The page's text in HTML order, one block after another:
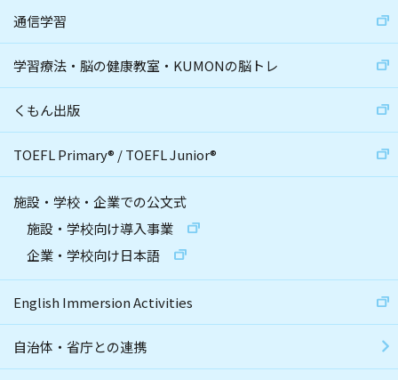
通信学習
学習療法・脳の健康教室・KUMONの脳トレ
くもん出版
TOEFL Primary® /TOEFL Junior®
施設・学校・企業での公文式
施設・学校向け導入事業
企業・学校向け日本語
English Immersion Activities
自治体・省庁との連携